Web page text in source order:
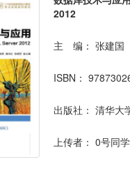
2012
主 编： 张建国
ISBN：
出版社： 清华大
上传者： 0号同